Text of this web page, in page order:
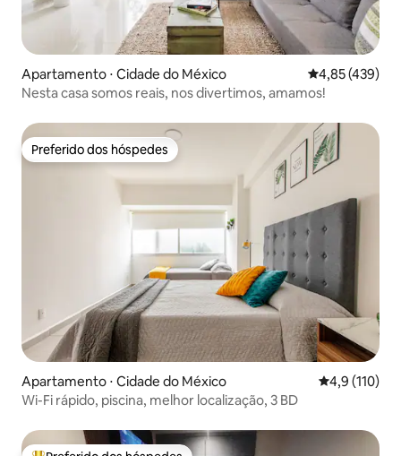
Apartamento ⋅ Cidade do México 4,85 de uma
4,85 (439)
Nesta casa somos reais, nos divertimos, amamos!
Preferido dos hóspedes
Preferido dos hóspedes
Apartamento ⋅ Cidade do México 4,9 de uma
4,9 (110)
Wi-Fi rápido, piscina, melhor localização, 3 BD